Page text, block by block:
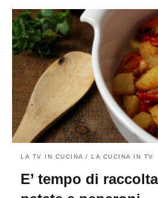
LA TV IN CUCINA / LA CUCINA IN TV
E’ tempo di